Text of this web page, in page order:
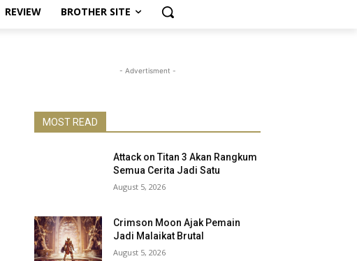
REVIEW BROTHER SITE
- Advertisment -
MOST READ
Attack on Titan 3 Akan Rangkum
Semua Cerita Jadi Satu
August 5, 2026
Crimson Moon Ajak Pemain
Jadi Malaikat Brutal
August 5, 2026